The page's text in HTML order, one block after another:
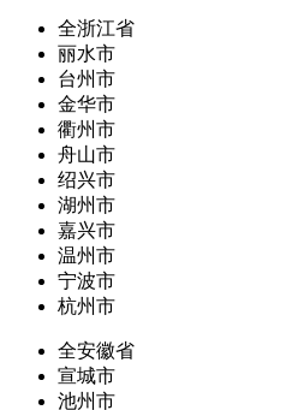
全浙江省
丽水市
台州市
金华市
衢州市
舟山市
绍兴市
湖州市
嘉兴市
温州市
宁波市
杭州市
全安徽省
宣城市
池州市